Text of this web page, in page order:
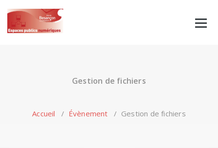
content
Gestion de fichiers
Accueil / Évènement / Gestion de fichiers